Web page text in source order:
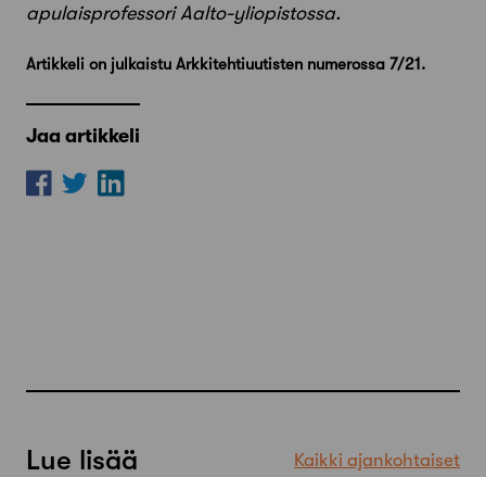
apulaisprofessori Aalto-yliopistossa.
Artikkeli on julkaistu Arkkitehtiuutisten numerossa 7/21.
Jaa artikkeli
Lue lisää Kaikki ajankohtaiset